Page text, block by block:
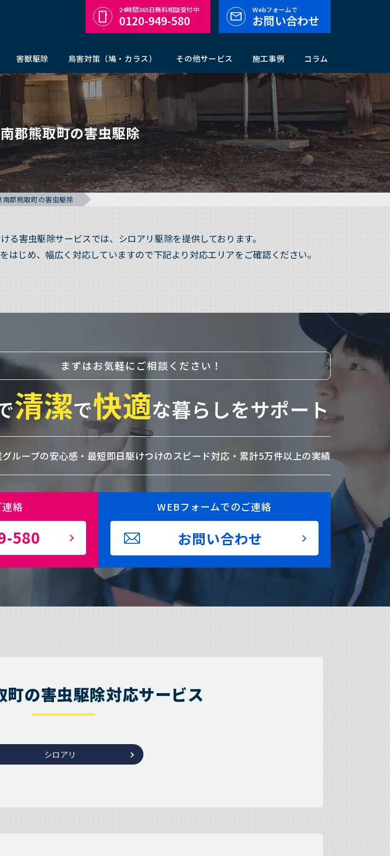
害獣駆除 鳥害対策（鳩・カラス） その他サービス 施工事例 コラム
24時間365日無料相談受付中
0120-949-580
Webフォームで
お問い合わせ
郡熊取町の害虫駆除
南郡熊取町の害虫駆除
る害虫駆除サービスでは、シロアリ駆除を提供しております。
じめ、幅広く対応していますので下記より対応エリアをご確認ください。
まずはお気軽にご相談ください！
清潔で快適な暮らしをサポート
ループの安心感・ 最短即日駆けつけのスピード対応・ 累計5万件以上の実績
絡
580
WEBフォームでのご連絡
お問い合わせ
町の害虫駆除対応サービス
シロアリ